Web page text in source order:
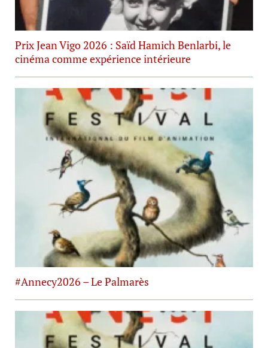
Prix Jean Vigo 2026 : Saïd Hamich Benlarbi, le
cinéma comme expérience intérieure
#Annecy2026 – Le Palmarès